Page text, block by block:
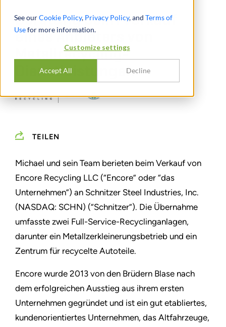
See ourCookie Policy, Privacy Policy, and Terms of
Usefor more information.
Customize settings
Accept All Decline
Beratung beim Verkauf
eines Anbieters von
Metallrecycling-
Dienstleistungen
TEILEN
Michael und sein Team berieten beim Verkauf von
Encore Recycling LLC (“Encore” oder “das
Unternehmen”) an Schnitzer Steel Industries, Inc.
(NASDAQ: SCHN) (“Schnitzer”). Die Übernahme
umfasste zwei Full-Service-Recyclinganlagen,
darunter ein Metallzerkleinerungsbetrieb und ein
Zentrum für recycelte Autoteile.
Encore wurde 2013 von den Brüdern Blase nach
dem erfolgreichen Ausstieg aus ihrem ersten
Unternehmen gegründet und ist ein gut etabliertes,
kundenorientiertes Unternehmen, das Altfahrzeuge,